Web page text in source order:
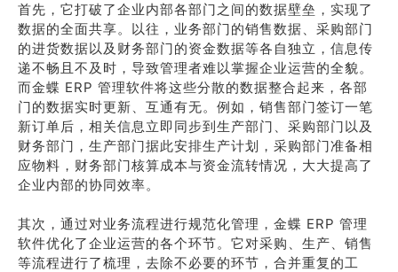
首先，它打破了企业内部各部门之间的数据壁垒，实现了
数据的全面共享。以往，业务部门的销售数据、采购部门
的进货数据以及财务部门的资金数据等各自独立，信息传
递不畅且不及时，导致管理者难以掌握企业运营的全貌。
而金蝶 ERP 管理软件将这些分散的数据整合起来，各部
门的数据实时更新、互通有无。例如，销售部门签订一笔
新订单后，相关信息立即同步到生产部门、采购部门以及
财务部门，生产部门据此安排生产计划，采购部门准备相
应物料，财务部门核算成本与资金流转情况，大大提高了
企业内部的协同效率。
其次，通过对业务流程进行规范化管理，金蝶 ERP 管理
软件优化了企业运营的各个环节。它对采购、生产、销售
等流程进行了梳理，去除不必要的环节，合并重复的工